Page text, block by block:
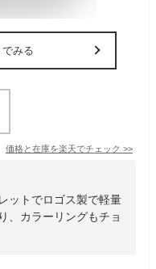
でみる
価格と在庫を楽天でチェック >>
ットでロゴス製で軽量
、カラーリングもチョ